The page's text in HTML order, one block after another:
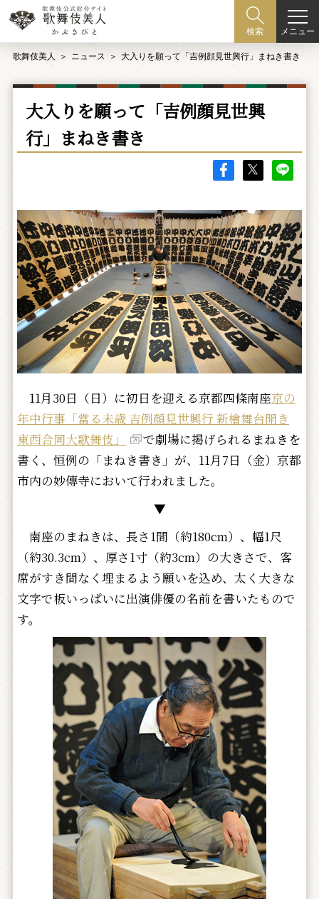
検索 メニュー
歌舞伎美人 ニュース 大入りを願って「吉例顔見世興行」まねき書き
大入りを願って「吉例顔見世興
行」まねき書き
11月30日（日）に初日を迎える京都四條南座京の
年中行事「當る未歳 吉例顔見世興行 新檜舞台開き
東西合同大歌舞伎」
で劇場に掲げられるまねきを
書く、恒例の「まねき書き」が、11月7日（金）京都
市内の妙傳寺において行われました。
▼
南座のまねきは、長さ1間（約180cm）、幅1尺
（約30.3cm）、厚さ1寸（約3cm）の大きさで、客
席がすき間なく埋まるよう願いを込め、太く大きな
文字で板いっぱいに出演俳優の名前を書いたもので
す。